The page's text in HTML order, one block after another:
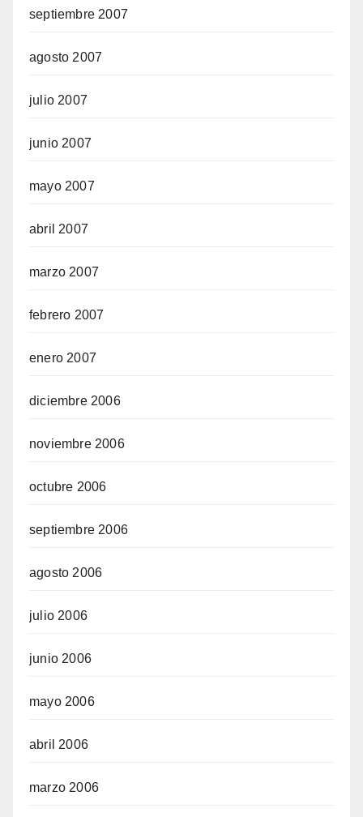
septiembre 2007
agosto 2007
julio 2007
junio 2007
mayo 2007
abril 2007
marzo 2007
febrero 2007
enero 2007
diciembre 2006
noviembre 2006
octubre 2006
septiembre 2006
agosto 2006
julio 2006
junio 2006
mayo 2006
abril 2006
marzo 2006